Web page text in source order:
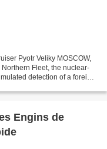
Pyotr Veliky MOSCOW,
Fleet, the nuclear-
detection of a foreign
Engins de